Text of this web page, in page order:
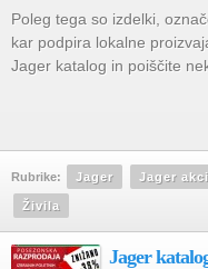
Poleg tega so izdelki,
kar podpira lokalne
Jager katalog in poiščite
Rubrike: Jager Jager
Živila
Jager